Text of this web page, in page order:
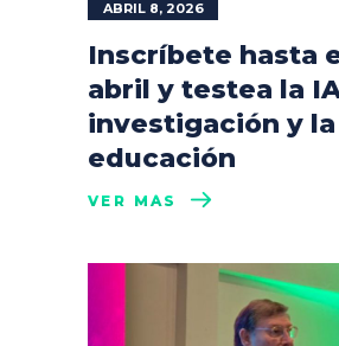
ABRIL 8, 2026
Inscríbete hasta
abril y testea la
investigación y la
educación
VER MÁS